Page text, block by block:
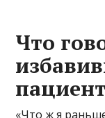
Что
«Что ж я